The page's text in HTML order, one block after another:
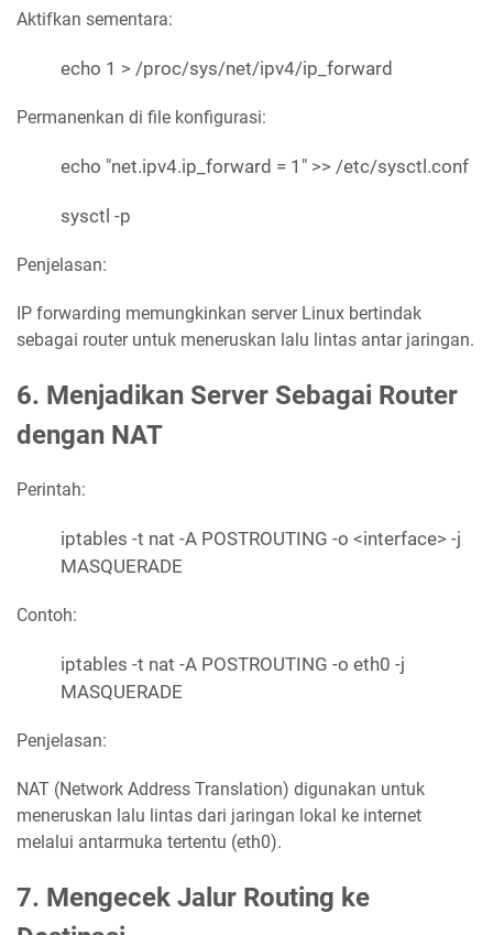
Aktifkan sementara:
echo 1 > /proc/sys/net/ipv4/ip_forward
Permanenkan di file konfigurasi:
echo "net.ipv4.ip_forward = 1" >> /etc/sysctl.conf
sysctl -p
Penjelasan:
IP forwarding memungkinkan server Linux bertindak
sebagai router untuk meneruskan lalu lintas antar jaringan.
6. Menjadikan Server Sebagai Router
dengan NAT
Perintah:
iptables -t nat -A POSTROUTING -o <interface> -j
MASQUERADE
Contoh:
iptables -t nat -A POSTROUTING -o eth0 -j
MASQUERADE
Penjelasan:
NAT (Network Address Translation) digunakan untuk
meneruskan lalu lintas dari jaringan lokal ke internet
melalui antarmuka tertentu (eth0).
7. Mengecek Jalur Routing ke